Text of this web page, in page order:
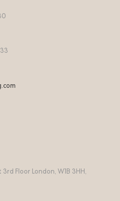
Floor London, W1B 3HH,